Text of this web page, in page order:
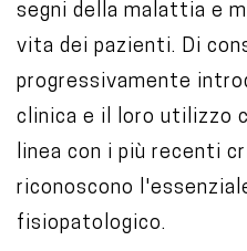
segni della malattia e
vita dei pazienti. Di
progressivamente
clinica e il loro utilizzo
linea con i più recenti
riconoscono
fisiopatologico.